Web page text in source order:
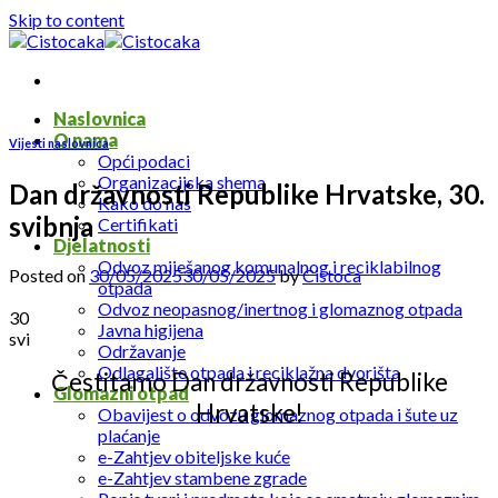
Skip to content
Naslovnica
O nama
Opći podaci
Organizacijska shema
Kako do nas
Certifikati
Djelatnosti
Odvoz miješanog komunalnog i reciklabilnog
otpada
Odvoz neopasnog/inertnog i glomaznog otpada
Javna higijena
Održavanje
Odlagalište otpada i reciklažna dvorišta
Glomazni otpad
Obavijest o odvozu glomaznog otpada i šute uz
plaćanje
e-Zahtjev obiteljske kuće
e-Zahtjev stambene zgrade
Vijesti naslovnica
Dan državnosti Republike Hrvatske, 30.
svibnja
Posted on 30/05/202530/05/2025byCistoca
30
svi
Čestitamo Dan državnosti Republike
Hrvatske!